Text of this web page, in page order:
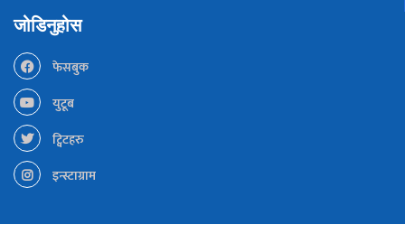
जोडिनुहोस
फेसबुक
युटूब
ट्विटहरु
इन्स्टाग्राम